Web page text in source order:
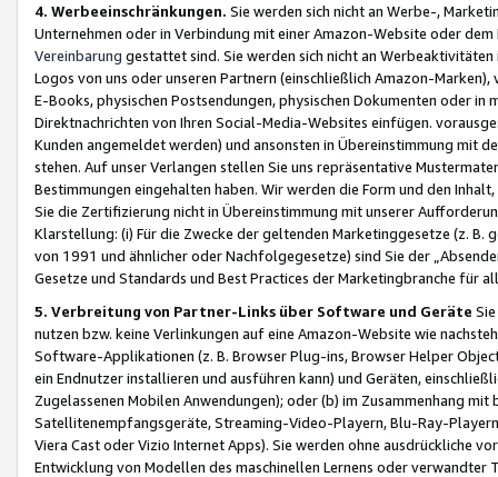
4. Werbeeinschränkungen. Sie werden sich nicht an Werbe-,
Unternehmen oder in Verbindung mit einer Amazon-Website oder
Vereinbarung gestattet sind. Sie werden sich nicht an
Logos von uns oder unseren Partnern (einschließlich Amazon-
E-Books, physischen Postsendungen, physischen Dokumenten oder in
Direktnachrichten von Ihren Social-Media-Websites einfügen.
Kunden angemeldet werden) und ansonsten in Übereinstimmung mit
stehen. Auf unser Verlangen stellen Sie uns repräsentative
Bestimmungen eingehalten haben. Wir werden die Form und den
Sie die Zertifizierung nicht in Übereinstimmung mit unserer
Klarstellung: (i) Für die Zwecke der geltenden Marketinggesetze (z. B.
von 1991 und ähnlicher oder Nachfolgegesetze) sind Sie der
Gesetze und Standards und Best Practices der Marketingbranche für
5. Verbreitung von Partner-Links über Software und Geräte
nutzen bzw. keine Verlinkungen auf eine Amazon-Website wie
Software-Applikationen (z. B. Browser Plug-ins, Browser Helper
ein Endnutzer installieren und ausführen kann) und Geräten,
Zugelassenen Mobilen Anwendungen); oder (b) im Zusammenhang
Satellitenempfangsgeräte, Streaming-Video-Playern, Blu-Ray-
Viera Cast oder Vizio Internet Apps). Sie werden ohne ausdrückliche
Entwicklung von Modellen des maschinellen Lernens oder